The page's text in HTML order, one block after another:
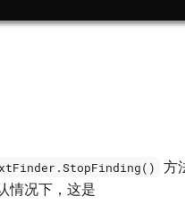
方
情况下，这是